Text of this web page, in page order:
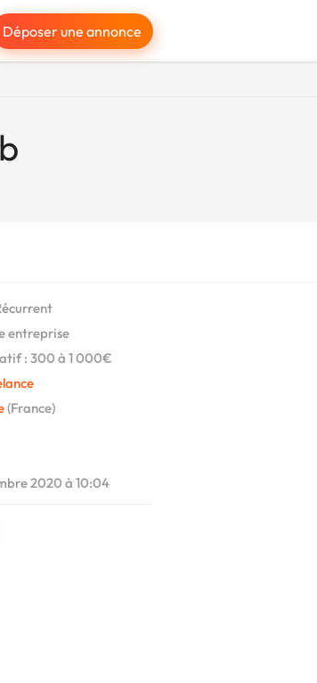
Déposer une annonce
entreprise
: 300 à 1 000€
(France)
2020 à 10:04